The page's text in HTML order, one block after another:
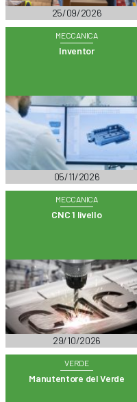
25/09/2026
MECCANICA
Inventor
05/11/2026
MECCANICA
CNC 1 livello
29/10/2026
VERDE
Manutentore del Verde